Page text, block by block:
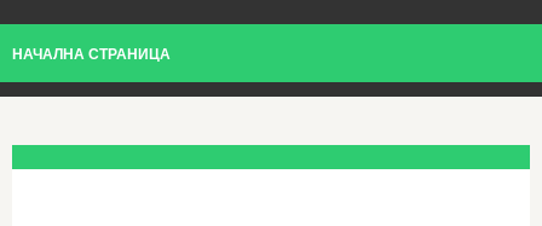
НАЧАЛНА СТРАНИЦА